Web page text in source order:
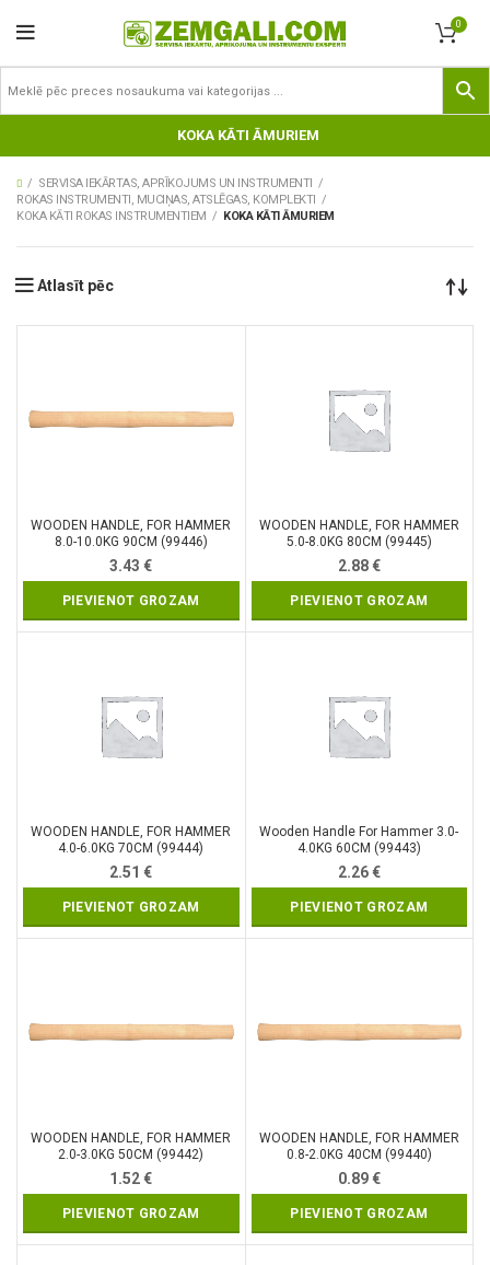
0
KOKA KĀTI ĀMURIEM
SERVISA IEKĀRTAS, APRĪKOJUMS UN INSTRUMENTI
ROKAS INSTRUMENTI, MUCIŅAS, ATSLĒGAS, KOMPLEKTI
KOKA KĀTI ROKAS INSTRUMENTIEM
KOKA KĀTI ĀMURIEM
Atlasīt pēc
WOODEN HANDLE, FOR HAMMER
8.0-10.0KG 90CM (99446)
3.43€
PIEVIENOT GROZAM
WOODEN HANDLE, FOR HAMMER
5.0-8.0KG 80CM (99445)
2.88€
PIEVIENOT GROZAM
WOODEN HANDLE, FOR HAMMER
4.0-6.0KG 70CM (99444)
2.51€
PIEVIENOT GROZAM
Wooden Handle For Hammer 3.0-
4.0KG 60CM (99443)
2.26€
PIEVIENOT GROZAM
WOODEN HANDLE, FOR HAMMER
2.0-3.0KG 50CM (99442)
1.52€
PIEVIENOT GROZAM
WOODEN HANDLE, FOR HAMMER
0.8-2.0KG 40CM (99440)
0.89€
PIEVIENOT GROZAM